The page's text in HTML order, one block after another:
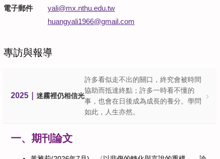
電子郵件
yali@mx.nthu.edu.tw
huangyali1966@gmail.com
專訪與報導
2025｜ 迷霧裡仍相信光
許多看似走不出的關口，終究會被時間
協助而抵達終點；許多一時看不懂的
事，也會在日後成為成長的養分。學問
如此，人生亦然。
›
一、期刊論文